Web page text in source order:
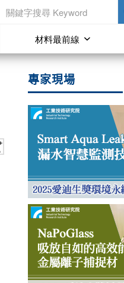
材料最前線
專家現場